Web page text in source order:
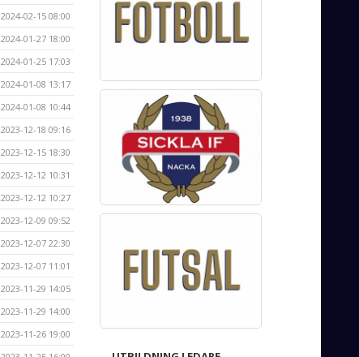
2024-02-15 08:00
2024-01-27 18:00
2024-01-25 17:03
2024-01-08 13:17
2024-01-08 10:44
2023-12-18 09:16
2023-12-15 18:30
2023-12-12 10:31
2023-12-12 10:27
2023-12-09 09:52
2023-12-07 22:30
2023-12-07 11:01
2023-11-29 14:05
2023-11-29 14:00
2023-11-26 19:00